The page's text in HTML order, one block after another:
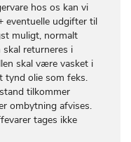
hos os kan vi
eventuelle udgifter til
muligt, normalt
returneres i
skal være vasket i
tynd olie som feks.
tilkommer
ombytning afvises.
tages ikke